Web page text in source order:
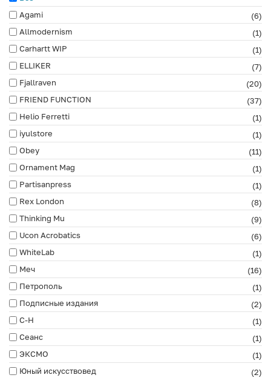
Agami
(6)
Allmodernism
(1)
Carhartt WIP
(1)
ELLIKER
(7)
Fjallraven
(20)
FRIEND FUNCTION
(37)
Helio Ferretti
(1)
iyulstore
(1)
Obey
(11)
Ornament Mag
(1)
Partisanpress
(1)
Rex London
(8)
Thinking Mu
(9)
Ucon Acrobatics
(6)
WhiteLab
(1)
Меч
(16)
Петрополь
(1)
Подписные издания
(2)
С-Н
(1)
Сеанс
(1)
ЭКСМО
(1)
Юный искусствовед
(2)